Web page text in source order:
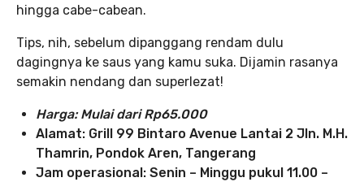
hingga cabe-cabean.
Tips, nih, sebelum dipanggang rendam dulu
dagingnya ke saus yang kamu suka. Dijamin rasanya
semakin nendang dan superlezat!
Harga: Mulai dari Rp65.000
Alamat: Grill 99 Bintaro Avenue Lantai 2 Jln. M.H.
Thamrin, Pondok Aren, Tangerang
Jam operasional: Senin – Minggu pukul 11.00 –